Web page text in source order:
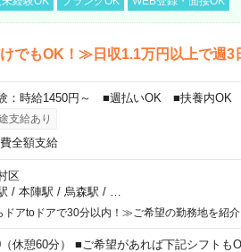
でもOK！≫日収1.1万円以上で週3
：時給1450円～ ■週払いOK ■扶養内OK
支給あり
全額支給
区
/ 本陣駅 / 烏森駅 /
アtoドアで30分以内！≫ご希望の勤務地を紹介
休憩60分） ■ご希望があれば下記シフトも